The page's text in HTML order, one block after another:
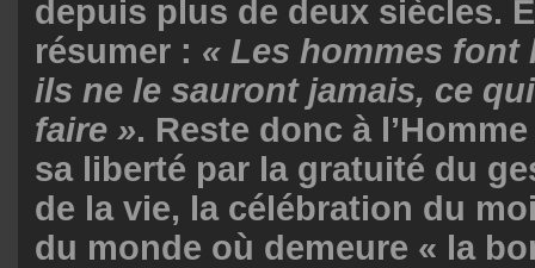
depuis plus de deux siècles.
résumer : « Les hommes font
ils ne le sauront jamais, ce
faire ». Reste donc à
sa liberté par la gratuité du
de la vie, la célébration du
du monde où demeure « la